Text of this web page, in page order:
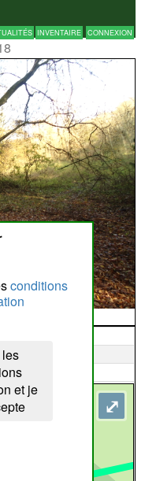
INVENTAIRE CONNEXION
conditions
et je
⤢